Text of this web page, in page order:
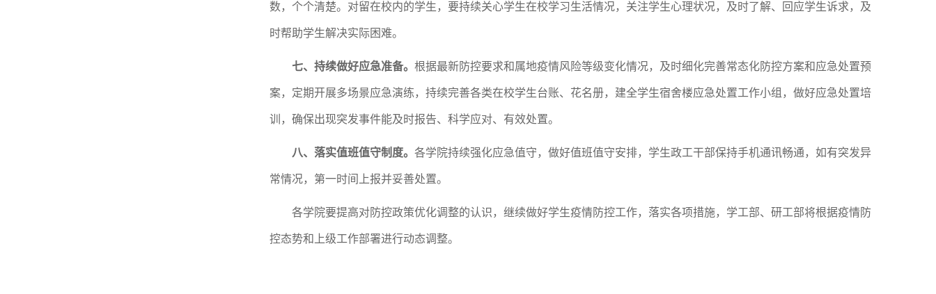
数，个个清楚。对留在校内的学生，要持续关心学生在校学习生活情况，关注学生心理状况，及时了解、回应学生诉求，及
时帮助学生解决实际困难。
七、持续做好应急准备。 根据最新防控要求和属地疫情风险等级变化情况，及时细化完善常态化防控方案和应急处置预
案，定期开展多场景应急演练，持续完善各类在校学生台账、花名册，建全学生宿舍楼应急处置工作小组，做好应急处置培
训，确保出现突发事件能及时报告、科学应对、有效处置。
八、落实值班值守制度。 各学院持续强化应急值守，做好值班值守安排，学生政工干部保持手机通讯畅通，如有突发异
常情况，第一时间上报并妥善处置。
各学院要提高对防控政策优化调整的认识，继续做好学生疫情防控工作，落实各项措施，学工部、研工部将根据疫情防
控态势和上级工作部署进行动态调整。